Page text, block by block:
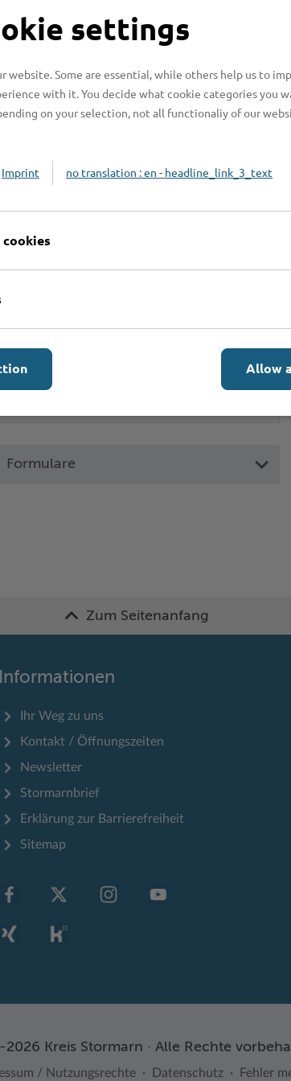
Services
Formulare
Zum Seitenanfang
Informationen
Ihr Weg zu uns
Kontakt / Öffnungszeiten
Newsletter
Stormarnbrief
Erklärung zur Barrierefreiheit
Sitemap
Kreis Stormarn · Alle Rechte
/ Nutzungsrechte Datenschutz Fehler
settings
website. Some are essential, while others help us to
with it. You decide what cookie categories you
on your selection, not all functionaliy of our
Imprint no translation : en - headline_link_3_text
Allow